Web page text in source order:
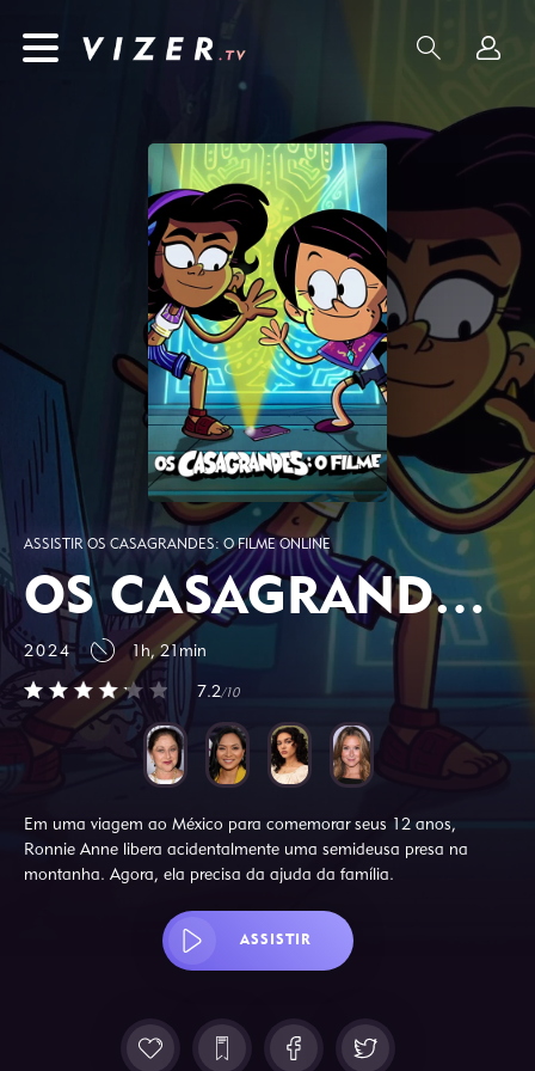
ASSISTIR OS CASAGRANDES: O FILME ONLINE
OS CASAGRANDES: O FILME
2024 1h, 21min
7.2/10
Em uma viagem ao México para comemorar seus 12 anos,
Ronnie Anne libera acidentalmente uma semideusa presa na
montanha. Agora, ela precisa da ajuda da família.
ASSISTIR